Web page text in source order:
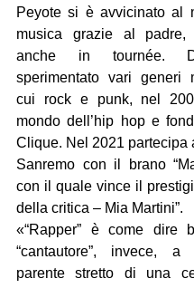
Peyote si è avvicinato al
musica grazie al padre,
anche in tournée.
sperimentato vari generi
cui rock e punk, nel
mondo dell’hip hop e
Clique. Nel 2021 partecipa
Sanremo con il brano
con il quale vince il
della critica – Mia Martini”.
«“Rapper” è come dire
“cantautore”, invece,
parente stretto di una